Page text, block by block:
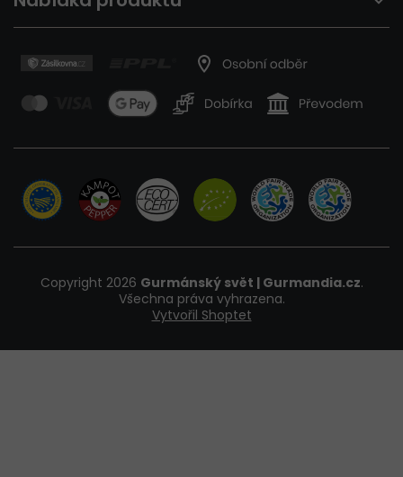
Vytvořil Shoptet
Copyright 2026 Gurmánský svět | Gurmandia.cz.
Všechna práva vyhrazena.